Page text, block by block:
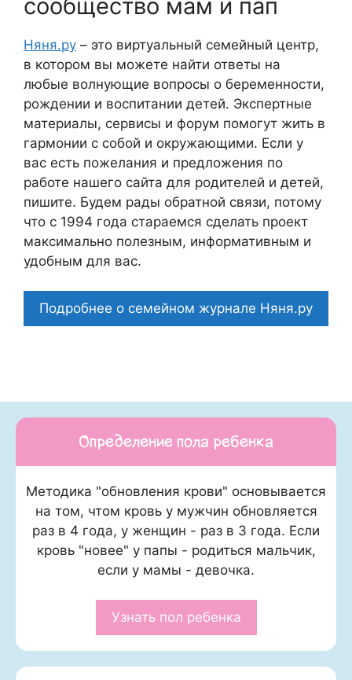
сообщество мам и пап
Няня.ру – это виртуальный семейный центр,
в котором вы можете найти ответы на
любые волнующие вопросы о беременности,
рождении и воспитании детей. Экспертные
материалы, сервисы и форум помогут жить в
гармонии с собой и окружающими. Если у
вас есть пожелания и предложения по
работе нашего сайта для родителей и детей,
пишите. Будем рады обратной связи, потому
что c 1994 года стараемся сделать проект
максимально полезным, информативным и
удобным для вас.
Подробнее о семейном журнале Няня.ру
Определение пола ребенка
Методика "обновления крови" основывается
на том, чтом кровь у мужчин обновляется
раз в 4 года, у женщин - раз в 3 года. Если
кровь "новее" у папы - родиться мальчик,
если у мамы - девочка.
Узнать пол ребенка